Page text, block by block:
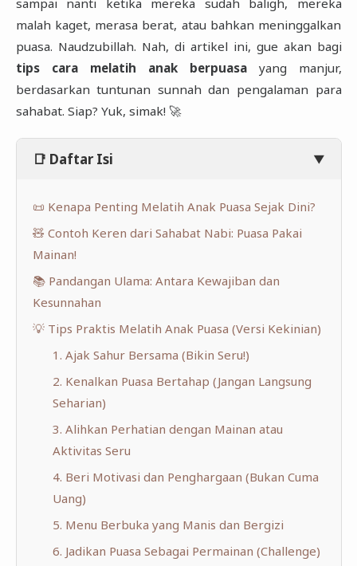
sampai nanti ketika mereka sudah baligh, mereka
malah kaget, merasa berat, atau bahkan meninggalkan
puasa. Naudzubillah. Nah, di artikel ini, gue akan bagi
tips cara melatih anak berpuasayang manjur,
berdasarkan tuntunan sunnah dan pengalaman para
sahabat. Siap? Yuk, simak! 🚀
📑 Daftar Isi ▼
📜 Kenapa Penting Melatih Anak Puasa Sejak Dini?
🧸 Contoh Keren dari Sahabat Nabi: Puasa Pakai
Mainan!
📚 Pandangan Ulama: Antara Kewajiban dan
Kesunnahan
💡 Tips Praktis Melatih Anak Puasa (Versi Kekinian)
1. Ajak Sahur Bersama (Bikin Seru!)
2. Kenalkan Puasa Bertahap (Jangan Langsung
Seharian)
3. Alihkan Perhatian dengan Mainan atau
Aktivitas Seru
4. Beri Motivasi dan Penghargaan (Bukan Cuma
Uang)
5. Menu Berbuka yang Manis dan Bergizi
6. Jadikan Puasa Sebagai Permainan (Challenge)